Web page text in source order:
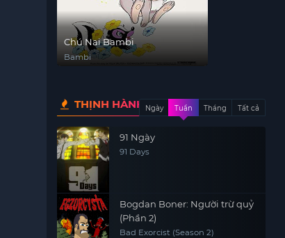
Chú Nai Bambi
Bambi
THỊNH HÀNHNgày Tuần Tháng Tất cả
91 Ngày
91 Days
Bogdan Boner: Người trừ quỷ
(Phần 2)
Bad Exorcist (Season 2)